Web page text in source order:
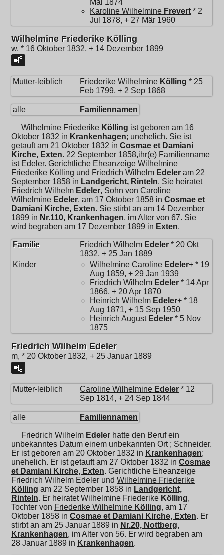
Mai 1874
Karoline Wilhelmine Frevert * 2
Jul 1878, + 27 Mär 1960
Wilhelmine Friederike Kölling
w, * 16 Oktober 1832, + 14 Dezember 1899
Mutter-leiblich Friederike Wilhelmine Kölling * 25
Feb 1799, + 2 Sep 1868
alle Familiennamen
Wilhelmine Friederike Kölling ist geboren am 16
Oktober 1832 in Krankenhagen; unehelich. Sie ist
getauft am 21 Oktober 1832 in Cosmae et Damiani
Kirche, Exten. 22 September 1858,ihr(e) Familienname
ist Edeler. Gerichtliche Eheanzeige Wilhelmine
Friederike Kölling und Friedrich Wilhelm Edeler am 22
September 1858 in Landgericht, Rinteln. Sie heiratet
Friedrich Wilhelm Edeler, Sohn von Caroline
Wilhelmine Edeler, am 17 Oktober 1858 in Cosmae et
Damiani Kirche, Exten. Sie stirbt an am 14 Dezember
1899 in Nr.110, Krankenhagen, im Alter von 67. Sie
wird begraben am 17 Dezember 1899 in Exten.
Familie Friedrich Wilhelm Edeler * 20 Okt
1832, + 25 Jan 1889
Kinder
Wilhelmine Caroline Edeler+ * 19
Aug 1859, + 29 Jan 1939
Friedrich Wilhelm Edeler * 14 Apr
1866, + 20 Apr 1870
Heinrich Wilhelm Edeler+ * 18
Aug 1871, + 15 Sep 1950
Heinrich August Edeler * 5 Nov
1875
Friedrich Wilhelm Edeler
m, * 20 Oktober 1832, + 25 Januar 1889
Mutter-leiblich Caroline Wilhelmine Edeler * 12
Sep 1814, + 24 Sep 1844
alle Familiennamen
Friedrich Wilhelm Edeler hatte den Beruf ein
unbekanntes Datum einem unbekannten Ort ; Schneider.
Er ist geboren am 20 Oktober 1832 in Krankenhagen;
unehelich. Er ist getauft am 27 Oktober 1832 in Cosmae
et Damiani Kirche, Exten. Gerichtliche Eheanzeige
Friedrich Wilhelm Edeler und Wilhelmine Friederike
Kölling am 22 September 1858 in Landgericht,
Rinteln. Er heiratetWilhelmine Friederike Kölling,
Tochter von Friederike Wilhelmine Kölling, am 17
Oktober 1858 in Cosmae et Damiani Kirche, Exten. Er
stirbt an am 25 Januar 1889 in Nr.20, Nottberg,
Krankenhagen, im Alter von 56. Er wird begraben am
28 Januar 1889 in Krankenhagen.